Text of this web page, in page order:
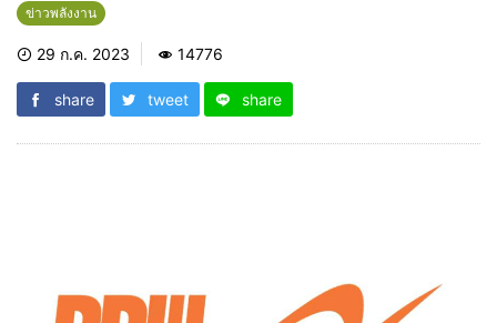
ข่าวพลังงาน
29 ก.ค. 2023 14776
share tweet share